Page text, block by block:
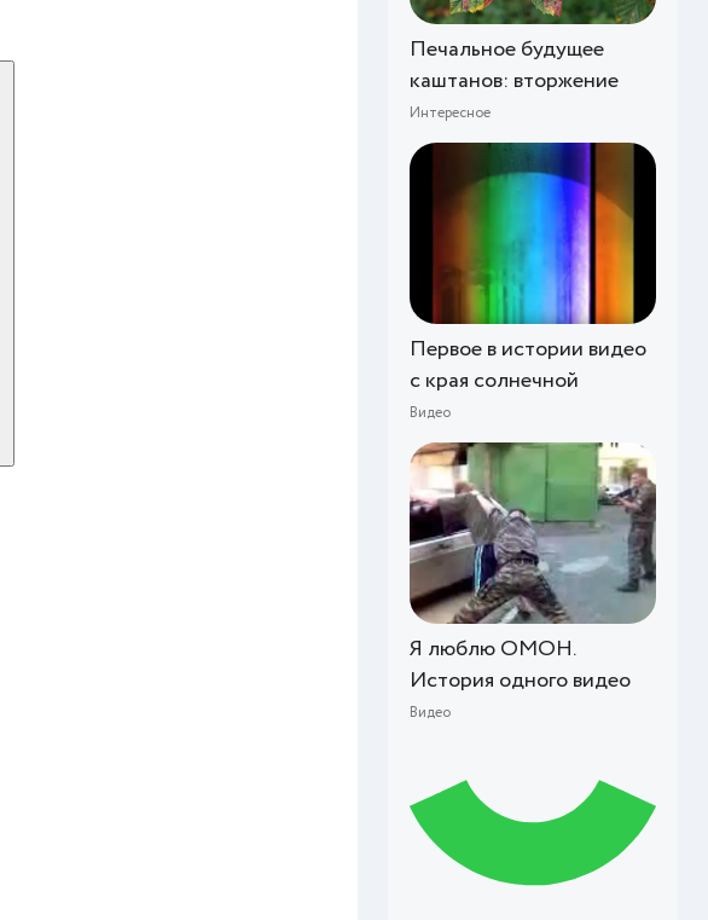
Печальное будущее
каштанов: вторжение
Интересное
Первое в истории видео
с края солнечной
Видео
Я люблю ОМОН.
История одного видео
Видео